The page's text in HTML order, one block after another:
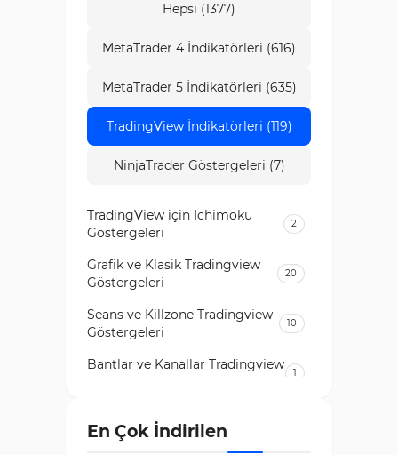
Hepsi (1377)
MetaTrader 4 İndikatörleri (616)
MetaTrader 5 İndikatörleri (635)
TradingView İndikatörleri (119)
NinjaTrader Göstergeleri (7)
TradingView için Ichimoku
Göstergeleri
2
Grafik ve Klasik Tradingview
Göstergeleri
20
Seans ve Killzone Tradingview
Göstergeleri
10
Bantlar ve Kanallar Tradingview
1
Göstergeler
En Çok İndirilen